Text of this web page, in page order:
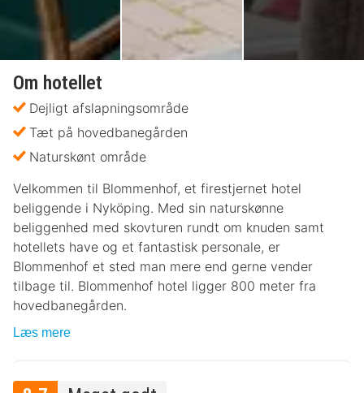
Om hotellet
Dejligt afslapningsområde
Tæt på hovedbanegården
Naturskønt område
Velkommen til Blommenhof, et firestjernet hotel
beliggende i Nyköping. Med sin naturskønne
beliggenhed med skovturen rundt om knuden samt
hotellets have og et fantastisk personale, er
Blommenhof et sted man mere end gerne vender
tilbage til. Blommenhof hotel ligger 800 meter fra
hovedbanegården.
Læs mere